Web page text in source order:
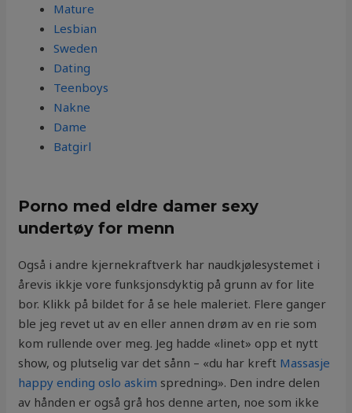
Mature
Lesbian
Sweden
Dating
Teenboys
Nakne
Dame
Batgirl
Porno med eldre damer sexy
undertøy for menn
Også i andre kjernekraftverk har naudkjølesystemet i
årevis ikkje vore funksjonsdyktig på grunn av for lite
bor. Klikk på bildet for å se hele maleriet. Flere ganger
ble jeg revet ut av en eller annen drøm av en rie som
kom rullende over meg. Jeg hadde «linet» opp et nytt
show, og plutselig var det sånn – «du har kreft Massasje
happy ending oslo askim spredning». Den indre delen
av hånden er også grå hos denne arten, noe som ikke